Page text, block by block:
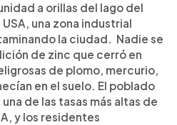
a orillas del lago del
una zona industrial
la ciudad. Nadie se
de zinc que cerró en
de plomo, mercurio,
en el suelo. El poblado
de las tasas más altas de
y los residentes